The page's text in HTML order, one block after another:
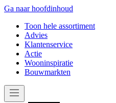
Ga naar hoofdinhoud
Toon hele assortiment
Advies
Klantenservice
Actie
Wooninspiratie
Bouwmarkten